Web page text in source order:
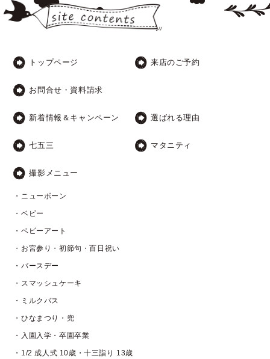
トップページ 来店のご予約
お問合せ・資料請求
新着情報＆キャンペーン 選ばれる理由
七五三 マタニティ
撮影メニュー
・ニューボーン
・ベビー
・ベビーアート
・お宮参り・初節句・百日祝い
・バースデー
・スマッシュケーキ
・ミルクバス
・ひなまつり・兜
・入園入学・卒園卒業
・1/2 成人式 10歳・十三詣り 13歳